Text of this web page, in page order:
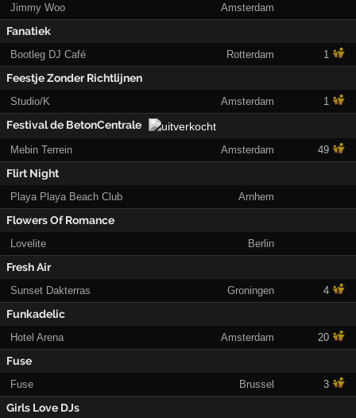
Jimmy Woo Amsterdam
Fanatiek
Bootleg DJ Café Rotterdam 1
Feestje Zonder Richtlijnen
Studio/K Amsterdam 1
Festival de BetonCentrale
Mebin Terrein Amsterdam 49
Flirt Night
Playa Playa Beach Club Arnhem
Flowers Of Romance
Lovelite Berlin
Fresh Air
Sunset Dakterras Groningen 4
Funkadelic
Hotel Arena Amsterdam 20
Fuse
Fuse Brussel 3
Girls Love DJs